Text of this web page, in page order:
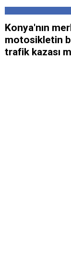
Konya'nın
motosikletin
trafik kazası